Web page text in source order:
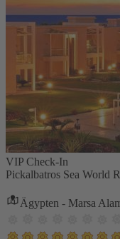
VIP Check-In
Pickalbatros Sea World
Ägypten - Marsa